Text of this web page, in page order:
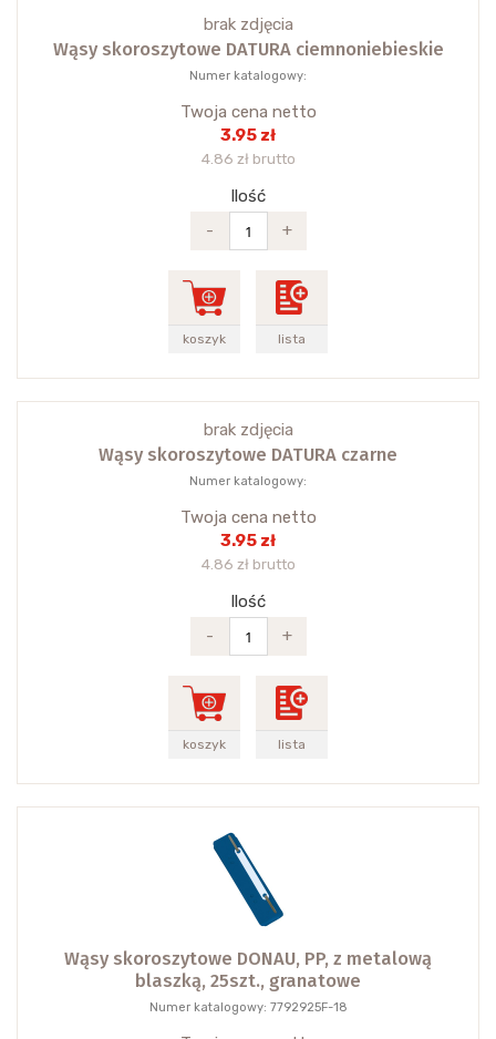
brak zdjęcia
Wąsy skoroszytowe DATURA ciemnoniebieskie
Numer katalogowy:
Twoja cena netto
3.95 zł
4.86 zł brutto
Ilość
-
+
koszyk lista
brak zdjęcia
Wąsy skoroszytowe DATURA czarne
Numer katalogowy:
Twoja cena netto
3.95 zł
4.86 zł brutto
Ilość
-
+
koszyk lista
Wąsy skoroszytowe DONAU, PP, z metalową
blaszką, 25szt., granatowe
Numer katalogowy: 7792925F-18